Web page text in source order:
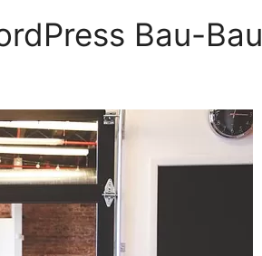
Bau-Bau